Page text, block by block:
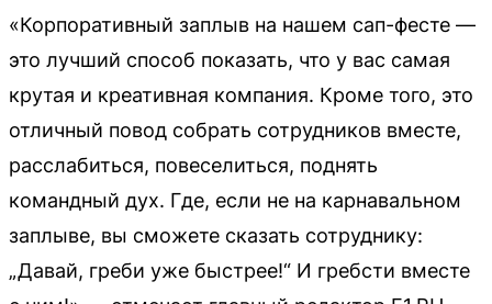
«Корпоративный заплыв на нашем сап-фесте —
это лучший способ показать, что у вас самая
крутая и креативная компания. Кроме того, это
отличный повод собрать сотрудников вместе,
расслабиться, повеселиться, поднять
командный дух. Где, если не на карнавальном
заплыве, вы сможете сказать сотруднику:
„Давай, греби уже быстрее!“ И гребсти вместе